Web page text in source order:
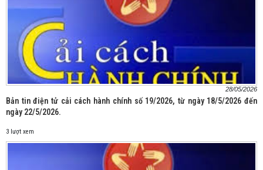
28/05/2026
Bản tin điện tử cải cách hành chính số 19/2026, từ ngày 18/5/2026 đến
ngày 22/5/2026.
3 lượt xem